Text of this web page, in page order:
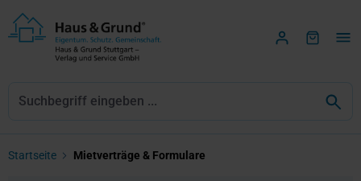
Zum Hauptinhalt springen
Startseite Mietverträge & Formulare